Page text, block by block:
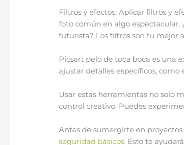
Filtros y efectos: Aplicar filtros y
foto común en algo
futurista? Los filtros son tu mejor
Picsart pelo de toca boca es una
ajustar detalles específicos,
Usar estas herramientas no solo
control creativo. Puedes
Antes de sumergirte en
seguridad básicos. Esto te